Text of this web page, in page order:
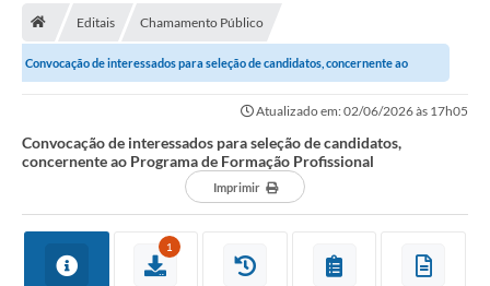
Editais Chamamento Público
Convocação de interessados para seleção de candidatos, concernente ao
Atualizado em: 02/06/2026 às 17h05
Convocação de interessados para seleção de candidatos,
concernente ao Programa de Formação Profissional
Imprimir
1